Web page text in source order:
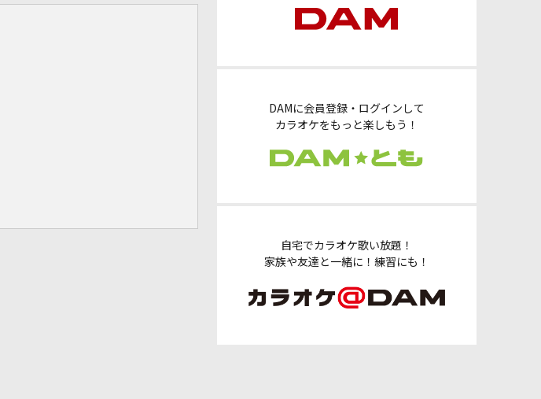
DAMに会員登録・ログインして
カラオケをもっと楽しもう！
自宅でカラオケ歌い放題！
家族や友達と一緒に！練習にも！